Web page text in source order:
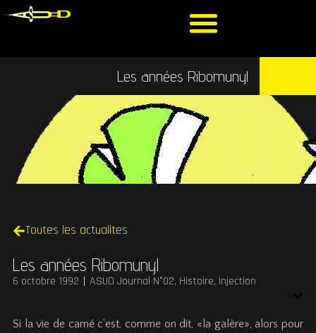
Les années Ribomunyl
Toutes les actualites
Les années Ribomunyl
6 octobre 1992 ASUD Journal N°02, Histoire, Injection
Si la vie de camé c’est, comme on dit, «la galère», alors pour